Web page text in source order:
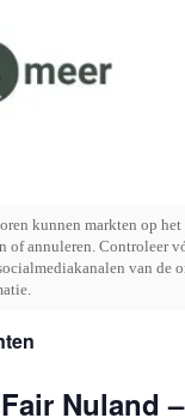
kunnen markten op het
of annuleren. Controleer
van de
Nuland